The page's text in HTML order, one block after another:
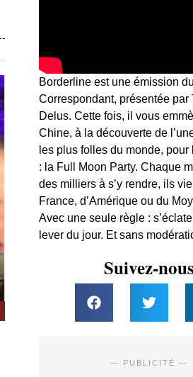
Borderline est une émission du
Correspondant, présentée par
Delus. Cette fois, il vous
Chine, à la découverte de
les plus folles du monde,
: la Full Moon Party. Chaque
des milliers à s’y rendre, ils
France, d’Amérique ou du
Avec une seule règle :
lever du jour. Et sans
Suivez-nous
— PUBLICITÉ —